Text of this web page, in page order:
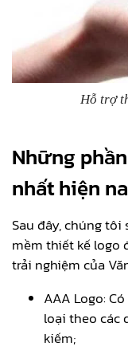
Hỗ trợ
Những
nhất hiện
Sau đây, chúng
mềm thiết kế logo
trải nghiệm của
AAA Logo:
loại theo các
kiếm;